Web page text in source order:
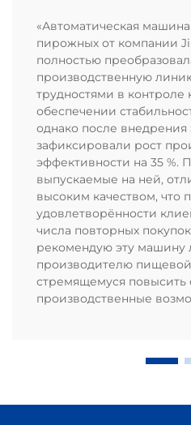
«Автоматическая
пирожных от компании
полностью
производственную
трудностями в контроле
обеспечении
однако после
зафиксировали рост
эффективности на 35 %.
выпускаемые на ней,
высоким качеством,
удовлетворённости
числа повторных
рекомендую эту машину
производителю
стремящемуся повысить
производственные